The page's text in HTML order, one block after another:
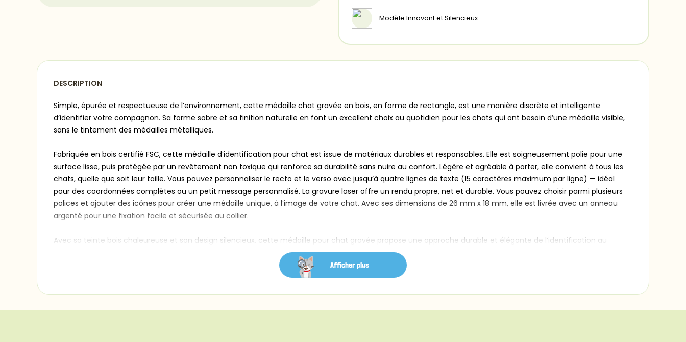
Modèle Innovant et Silencieux
DESCRIPTION
Simple, épurée et respectueuse de l’environnement, cette médaille chat gravée en bois, en forme de rectangle, est une manière discrète et intelligente
d’identifier votre compagnon. Sa forme sobre et sa finition naturelle en font un excellent choix au quotidien pour les chats qui ont besoin d’une médaille visible,
sans le tintement des médailles métalliques.
Fabriquée en bois certifié FSC, cette médaille d’identification pour chat est issue de matériaux durables et responsables. Elle est soigneusement polie pour une
surface lisse, puis protégée par un revêtement non toxique qui renforce sa durabilité sans nuire au confort. Légère et agréable à porter, elle convient à tous les
chats, quelle que soit leur taille. Vous pouvez personnaliser le recto et le verso avec jusqu’à quatre lignes de texte (15 caractères maximum par ligne) — idéal
pour des coordonnées complètes ou un petit message personnalisé. La gravure laser offre un rendu propre, net et durable. Vous pouvez choisir parmi plusieurs
polices et ajouter des icônes pour créer une médaille unique, à l’image de votre chat. Avec ses dimensions de 26 mm x 18 mm, elle est livrée avec un anneau
argenté pour une fixation facile et sécurisée au collier.
Avec sa teinte bois chaleureuse et son design silencieux, cette médaille pour chat gravée propose une approche durable et élégante de l’identification au
Afficher plus